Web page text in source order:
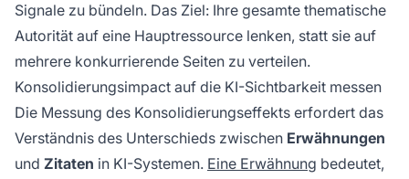
Signale zu bündeln. Das Ziel: Ihre gesamte thematische
Autorität auf eine Hauptressource lenken, statt sie auf
mehrere konkurrierende Seiten zu verteilen.
Konsolidierungsimpact auf die KI-Sichtbarkeit messen
Die Messung des Konsolidierungseffekts erfordert das
Verständnis des Unterschieds zwischen Erwähnungen
und Zitaten in KI-Systemen. Eine Erwähnung bedeutet,